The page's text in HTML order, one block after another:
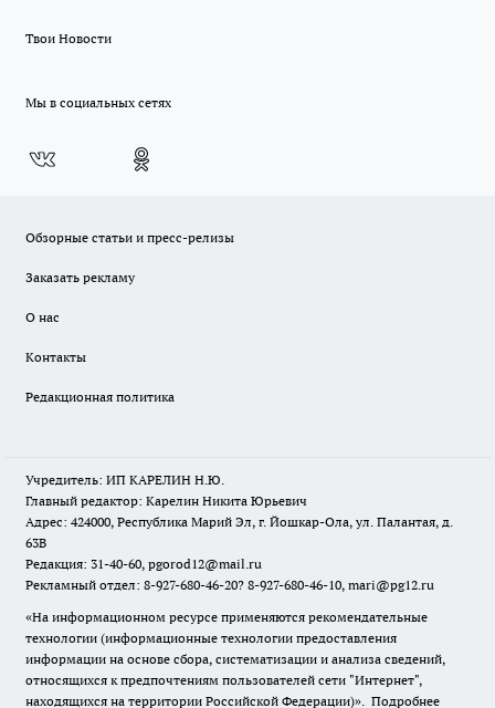
Твои Новости
Мы в социальных сетях
Обзорные статьи и пресс-релизы
Заказать рекламу
О нас
Контакты
Редакционная политика
Учредитель: ИП КАРЕЛИН Н.Ю.
Главный редактор: Карелин Никита Юрьевич
Адрес: 424000, Республика Марий Эл, г. Йошкар-Ола, ул. Палантая, д.
63В
Редакция: 31-40-60, pgorod12@mail.ru
Рекламный отдел: 8-927-680-46-20? 8-927-680-46-10, mari@pg12.ru
«На информационном ресурсе применяются рекомендательные
технологии (информационные технологии предоставления
информации на основе сбора, систематизации и анализа сведений,
относящихся к предпочтениям пользователей сети "Интернет",
находящихся на территории Российской Федерации)». Подробнее